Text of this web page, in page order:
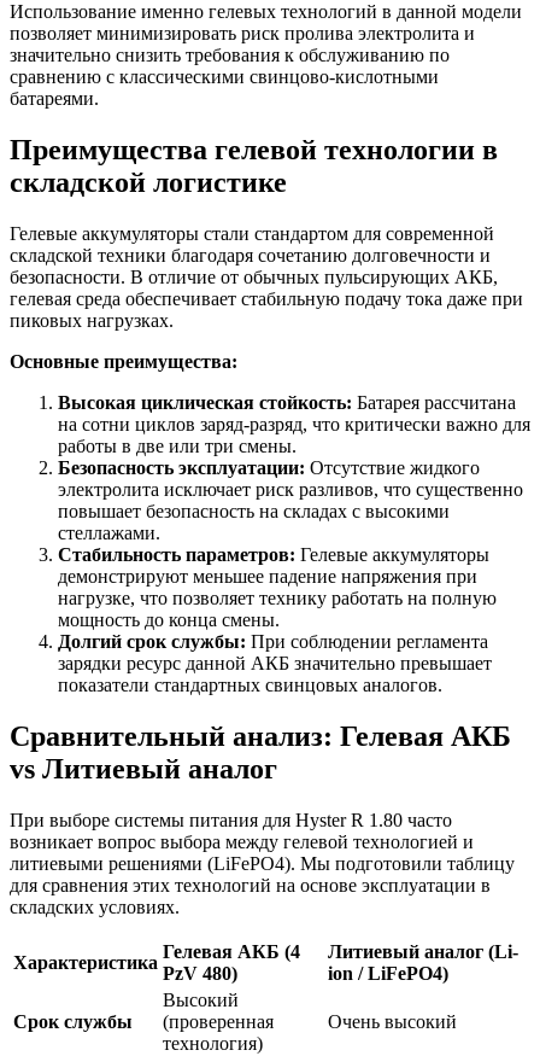
Использование именно гелевых технологий в данной модели
позволяет минимизировать риск пролива электролита и
значительно снизить требования к обслуживанию по
сравнению с классическими свинцово-кислотными
батареями.
Преимущества гелевой технологии в
складской логистике
Гелевые аккумуляторы стали стандартом для современной
складской техники благодаря сочетанию долговечности и
безопасности. В отличие от обычных пульсирующих АКБ,
гелевая среда обеспечивает стабильную подачу тока даже при
пиковых нагрузках.
Основные преимущества:
Высокая циклическая стойкость: Батарея рассчитана
на сотни циклов заряд-разряд, что критически важно для
работы в две или три смены.
Безопасность эксплуатации: Отсутствие жидкого
электролита исключает риск разливов, что существенно
повышает безопасность на складах с высокими
стеллажами.
Стабильность параметров: Гелевые аккумуляторы
демонстрируют меньшее падение напряжения при
нагрузке, что позволяет технику работать на полную
мощность до конца смены.
Долгий срок службы: При соблюдении регламента
зарядки ресурс данной АКБ значительно превышает
показатели стандартных свинцовых аналогов.
Сравнительный анализ: Гелевая АКБ
vs Литиевый аналог
При выборе системы питания для Hyster R 1.80 часто
возникает вопрос выбора между гелевой технологией и
литиевыми решениями (LiFePO4). Мы подготовили таблицу
для сравнения этих технологий на основе эксплуатации в
складских условиях.
Характеристика
Гелевая АКБ (4
PzV 480)
Литиевый аналог (Li-
ion / LiFePO4)
Срок службы
Высокий
(проверенная
технология)
Очень высокий